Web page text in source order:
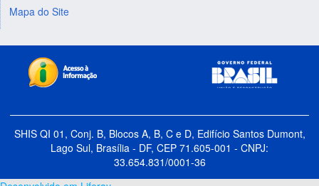
Mapa do Site
SHIS QI 01, Conj. B, Blocos A, B, C e D, Edifício Santos Dumont,
Lago Sul, Brasília - DF, CEP 71.605-001 - CNPJ:
33.654.831/0001-36